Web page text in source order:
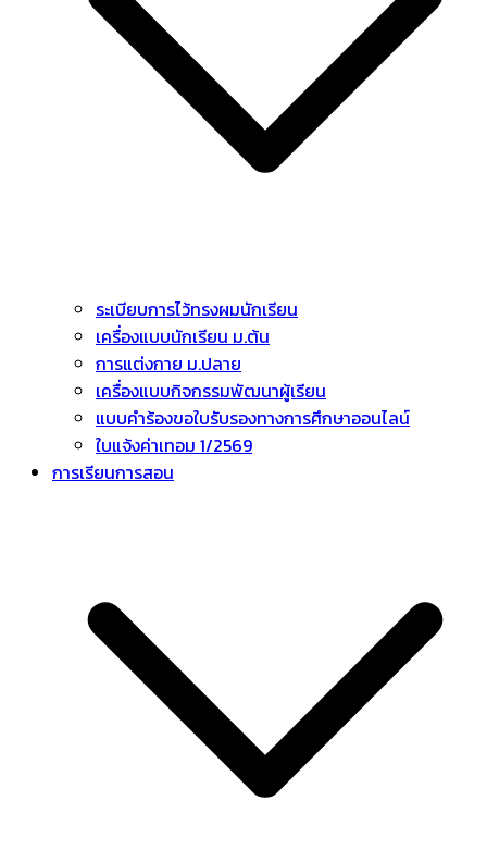
ระเบียบการไว้ทรงผมนักเรียน
เครื่องแบบนักเรียน ม.ต้น
การแต่งกาย ม.ปลาย
เครื่องแบบกิจกรรมพัฒนาผู้เรียน
แบบคำร้องขอใบรับรองทางการศึกษาออนไลน์
ใบแจ้งค่าเทอม 1/2569
การเรียนการสอน